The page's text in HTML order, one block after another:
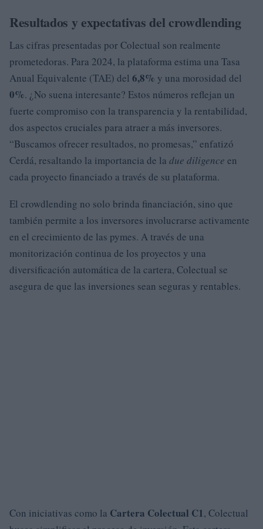
Resultados y expectativas del crowdlending
Las cifras presentadas por Colectual son realmente
prometedoras. Para 2024, la plataforma estima una Tasa
Anual Equivalente (TAE) del 6,8% y una morosidad del
0%. ¿No suena interesante? Estos números reflejan un
fuerte compromiso con la transparencia y la rentabilidad,
dos aspectos cruciales para atraer a más inversores.
“Buscamos ofrecer resultados, no promesas,” enfatizó
Cerdá, resaltando la importancia de la due diligence en
cada proyecto financiado a través de su plataforma.
El crowdlending no solo brinda financiación, sino que
también permite a los inversores involucrarse activamente
en el crecimiento de las pymes. A través de una
monitorización continua de los proyectos y una
diversificación automática de la cartera, Colectual se
asegura de que las inversiones sean seguras y rentables.
Con iniciativas como la Cartera Colectual C1, Colectual